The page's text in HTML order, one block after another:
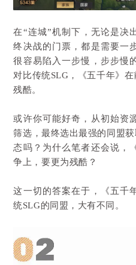
在“连城”机制下，无论是决
终决战的门票，都是需要一
很容易陷入一步慢，步步慢
对比传统SLG，《五千年》
残酷。
或许你可能好奇，从初始资
筛选，最终选出最强的同盟
态吗？为什么笔者还会说，
争上，要更为残酷？
这一切的答案在于，《五千
统SLG的同盟，大有不同。